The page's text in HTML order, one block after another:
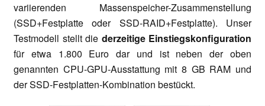
variierenden Massenspeicher-Zusammenstellung
(SSD+Festplatte oder SSD-RAID+Festplatte). Unser
Testmodell stellt die derzeitige Einstiegskonfiguration
für etwa 1.800 Euro dar und ist neben der oben
genannten CPU-GPU-Ausstattung mit 8 GB RAM und
der SSD-Festplatten-Kombination bestückt.